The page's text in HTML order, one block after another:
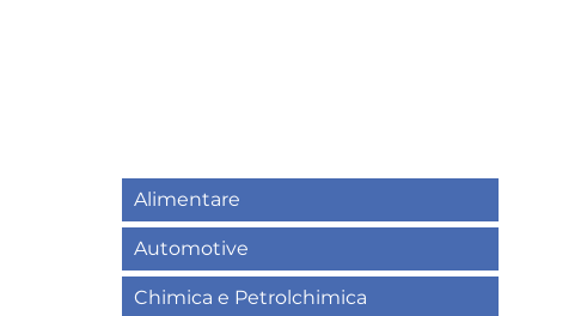
Alimentare
Automotive
Chimica e Petrolchimica